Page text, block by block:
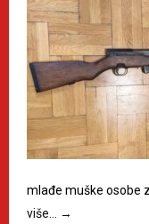
mlađe muške osobe
više…
→